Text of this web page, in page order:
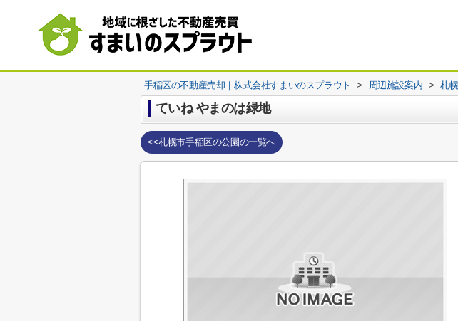
手稲区の不動産売却｜株式会社すまいのスプラウト > 周辺施設案内 > 札
ていね やまのは緑地
<<札幌市手稲区の公園の一覧へ